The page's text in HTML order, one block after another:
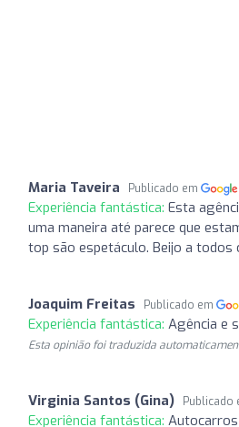
Maria Taveira Publicado em
Experiência fantástica: Esta
uma maneira até parece que
top são espetáculo. Beijo a
Joaquim Freitas Publicado em
Experiência fantástica: Agência e
Esta opinião foi traduzida
Virginia Santos (Gina) Publicado
Experiência fantástica: